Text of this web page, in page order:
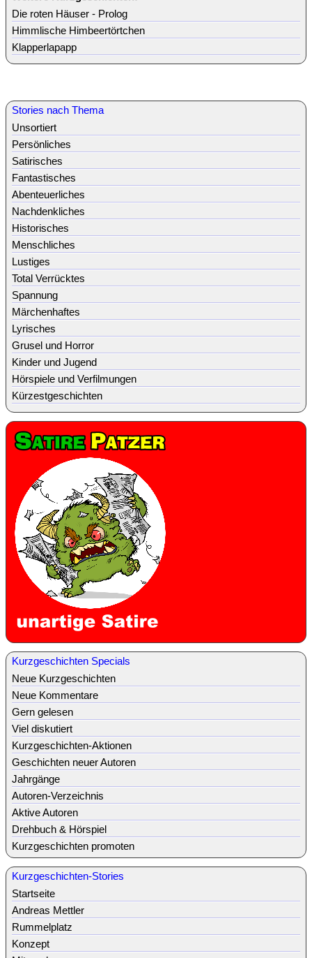
Die roten Häuser - Prolog
Himmlische Himbeertörtchen
Klapperlapapp
Stories nach Thema
Unsortiert
Persönliches
Satirisches
Fantastisches
Abenteuerliches
Nachdenkliches
Historisches
Menschliches
Lustiges
Total Verrücktes
Spannung
Märchenhaftes
Lyrisches
Grusel und Horror
Kinder und Jugend
Hörspiele und Verfilmungen
Kürzestgeschichten
Kurzgeschichten Specials
Neue Kurzgeschichten
Neue Kommentare
Gern gelesen
Viel diskutiert
Kurzgeschichten-Aktionen
Geschichten neuer Autoren
Jahrgänge
Autoren-Verzeichnis
Aktive Autoren
Drehbuch & Hörspiel
Kurzgeschichten promoten
Kurzgeschichten-Stories
Startseite
Andreas Mettler
Rummelplatz
Konzept